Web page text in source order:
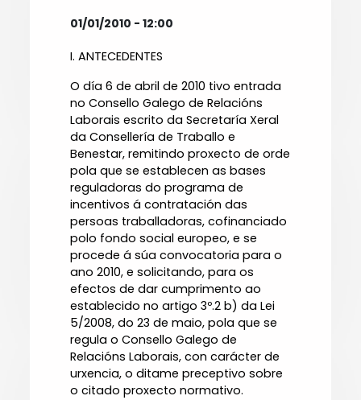
01/01/2010 - 12:00
I. ANTECEDENTES
O día 6 de abril de 2010 tivo entrada
no Consello Galego de Relacións
Laborais escrito da Secretaría Xeral
da Consellería de Traballo e
Benestar, remitindo proxecto de orde
pola que se establecen as bases
reguladoras do programa de
incentivos á contratación das
persoas traballadoras, cofinanciado
polo fondo social europeo, e se
procede á súa convocatoria para o
ano 2010, e solicitando, para os
efectos de dar cumprimento ao
establecido no artigo 3º.2 b) da Lei
5/2008, do 23 de maio, pola que se
regula o Consello Galego de
Relacións Laborais, con carácter de
urxencia, o ditame preceptivo sobre
o citado proxecto normativo.